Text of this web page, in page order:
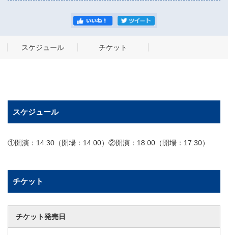
スケジュール チケット
スケジュール
①開演：14:30（開場：14:00）②開演：18:00（開場：17:30）
チケット
チケット発売日